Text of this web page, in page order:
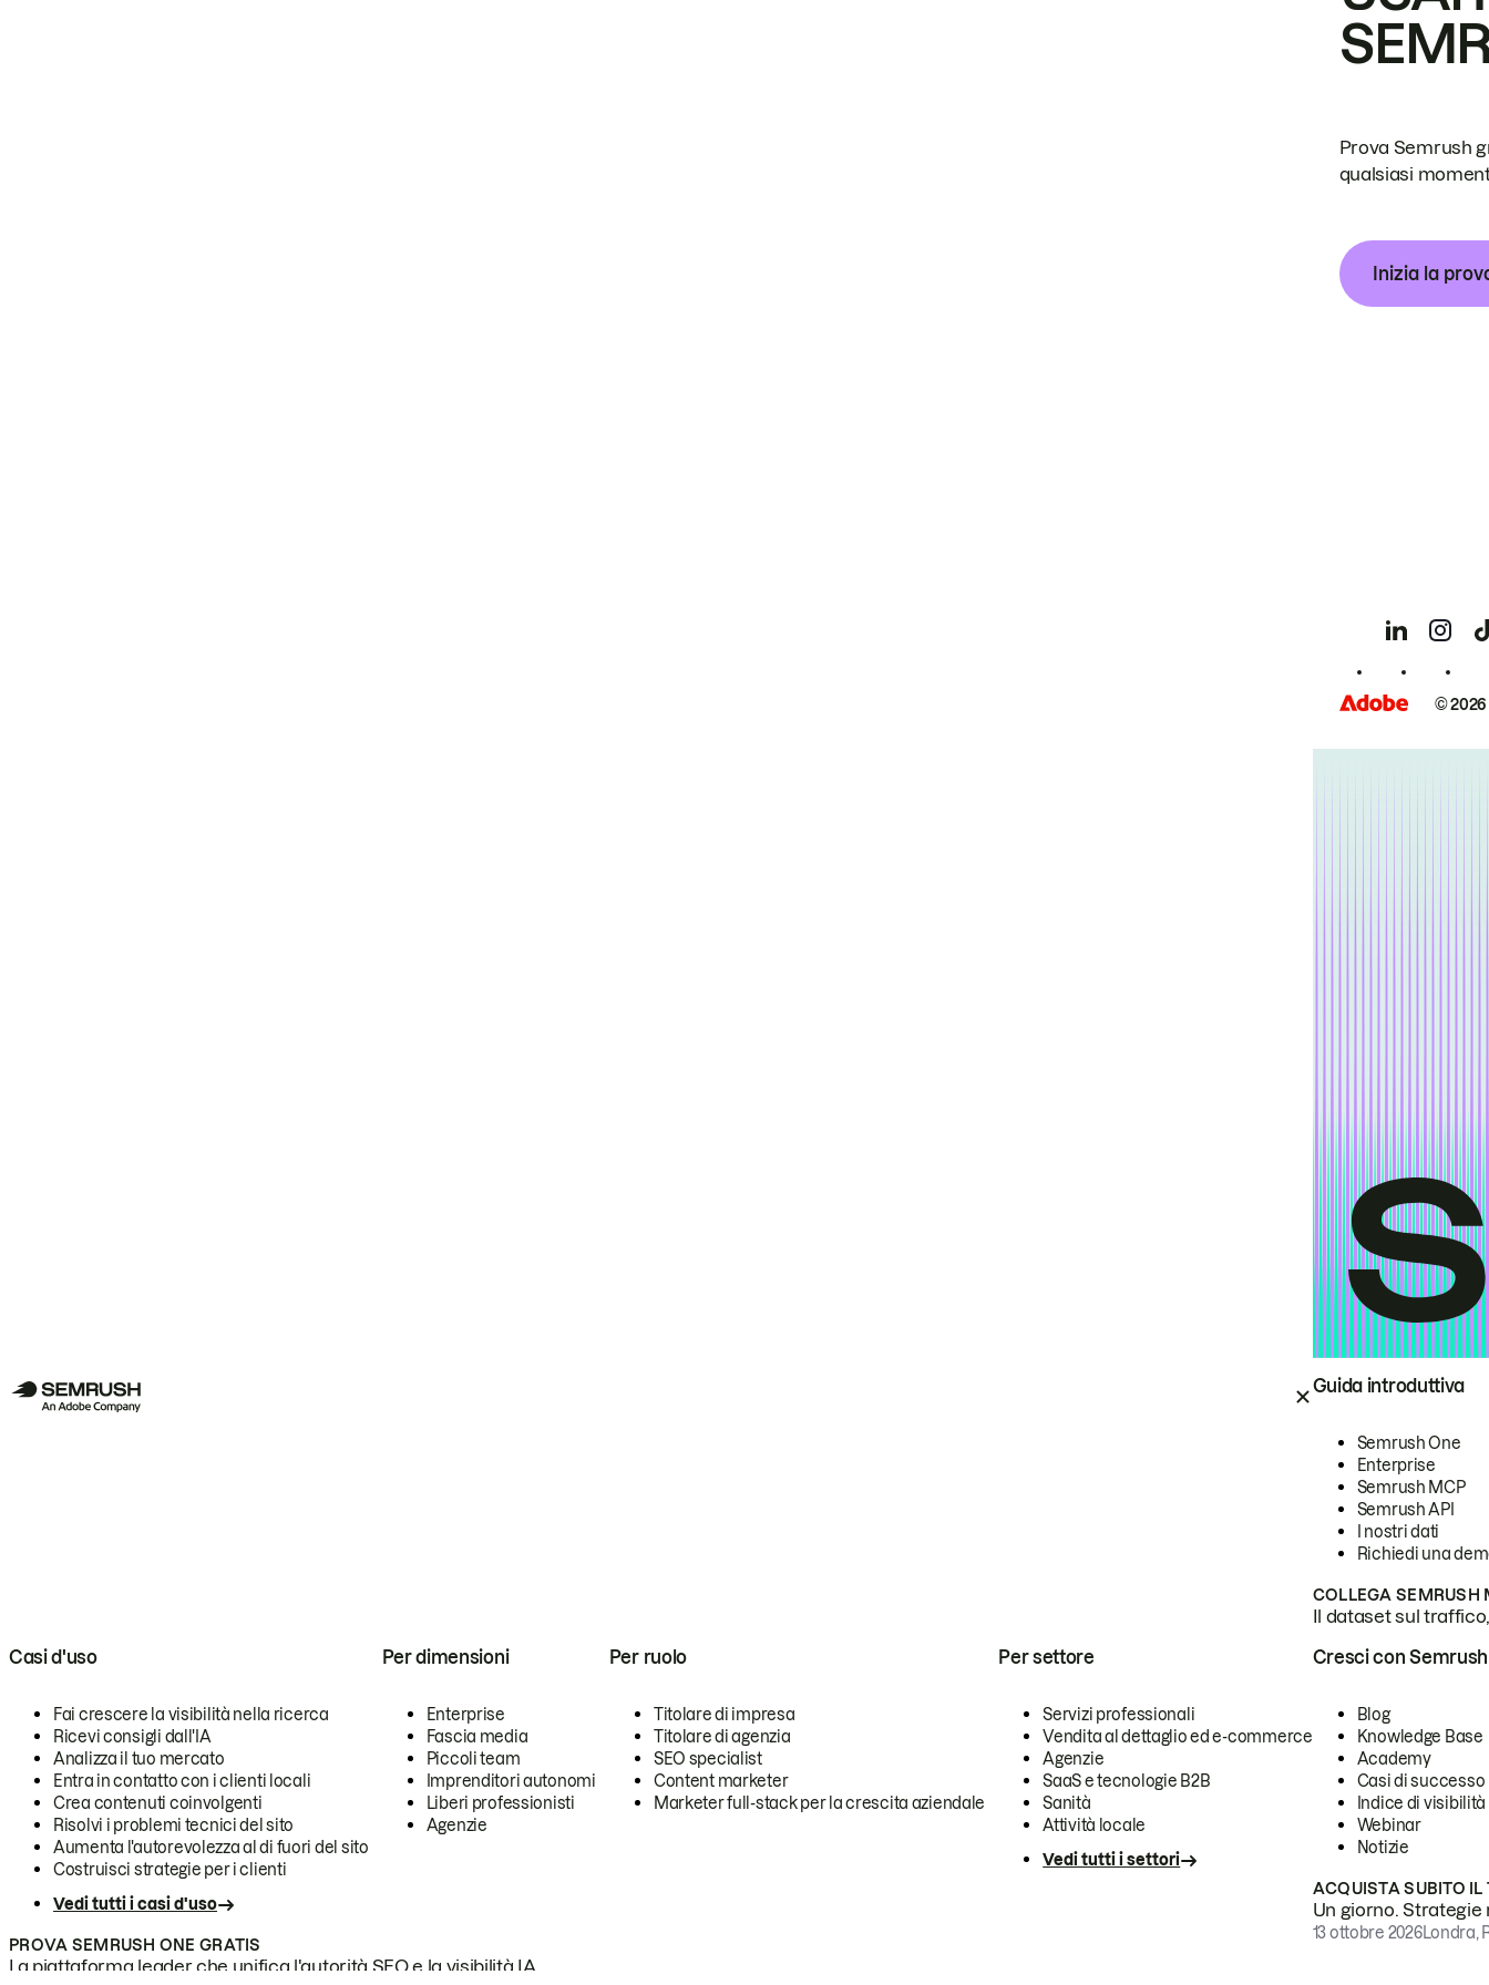
Guida introduttiva
Semrush One
Enterprise
Semrush MCP
Semrush API
I nostri dati
Richiedi una
COLLEGA SEMRUSH
Il dataset sul
Casi d'uso
Fai crescere la visibilità nella ricerca
Ricevi consigli dall'IA
Analizza il tuo mercato
Entra in contatto con i clienti locali
Crea contenuti coinvolgenti
Risolvi i problemi tecnici del sito
Aumenta l'autorevolezza al di fuori del sito
Costruisci strategie per i clienti
Vedi tutti i casi d'uso
Per dimensioni
Enterprise
Fascia media
Piccoli team
Imprenditori autonomi
Liberi professionisti
Agenzie
Per ruolo
Titolare di impresa
Titolare di agenzia
SEO specialist
Content marketer
Marketer full-stack per la crescita aziendale
Per settore
Servizi professionali
Vendita al dettaglio ed e-commerce
Agenzie
SaaS e tecnologie B2B
Sanità
Attività locale
Vedi tutti i settori
PROVA SEMRUSH ONE GRATIS
La piattaforma leader che unifica l'autorità SEO e la visibilità IA.
Cresci con Semrush
Blog
Knowledge Base
Academy
Casi di successo
Indice di visibilità
Webinar
Notizie
ACQUISTA SUBITO IL
Un giorno.
13 ottobre 2026Londra,
Prova Semrush
qualsiasi
Inizia la
©